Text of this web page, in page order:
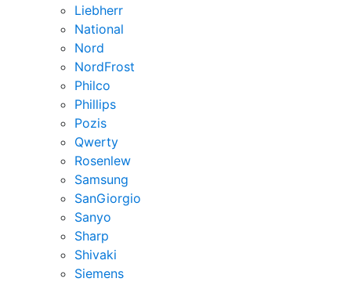
Liebherr
National
Nord
NordFrost
Philco
Phillips
Pozis
Qwerty
Rosenlew
Samsung
SanGiorgio
Sanyo
Sharp
Shivaki
Siemens